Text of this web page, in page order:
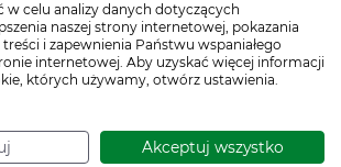
w celu analizy danych dotyczących
naszej strony internetowej, pokazania
i zapewnienia Państwu wspaniałego
internetowej. Aby uzyskać więcej informacji
których używamy, otwórz ustawienia.
Akceptuj wszystko
nie opisano przedawkowania
Po przyjęciu dużych dawek
się obniżenia ciśnienia
leczenia poza ułożeniem
pozycji poziomej. W ciężkich